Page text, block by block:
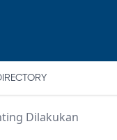
Dilakukan